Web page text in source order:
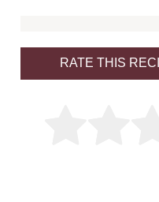
RATE THIS